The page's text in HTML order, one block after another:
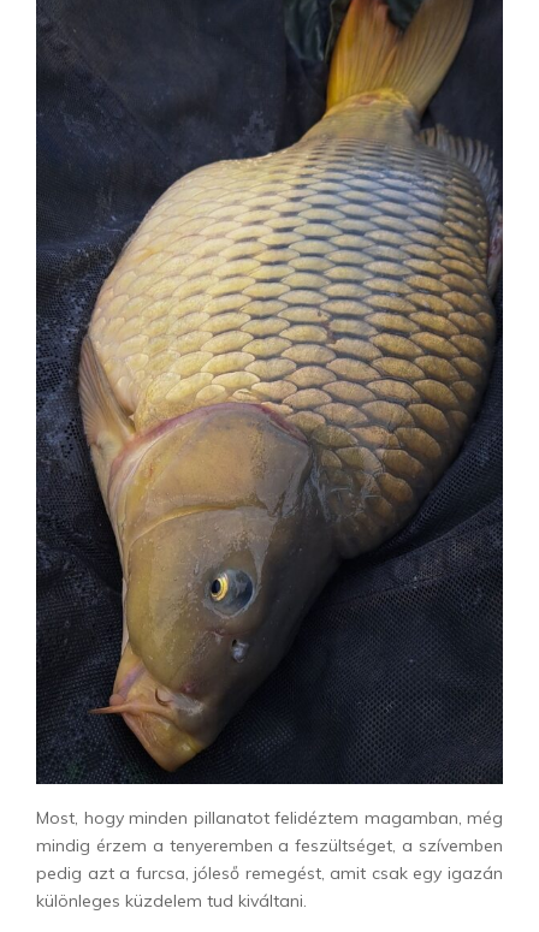
Most, hogy minden pillanatot felidéztem magamban, még
mindig érzem a tenyeremben a feszültséget, a szívemben
pedig azt a furcsa, jóleső remegést, amit csak egy igazán
különleges küzdelem tud kiváltani.